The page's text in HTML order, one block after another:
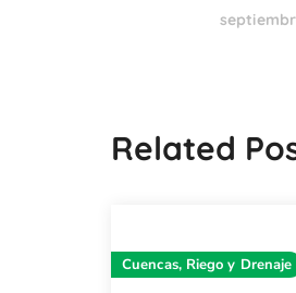
Related
Cuencas, Riego y Drenaje